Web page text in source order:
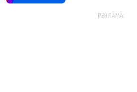
РЕКЛАМА: